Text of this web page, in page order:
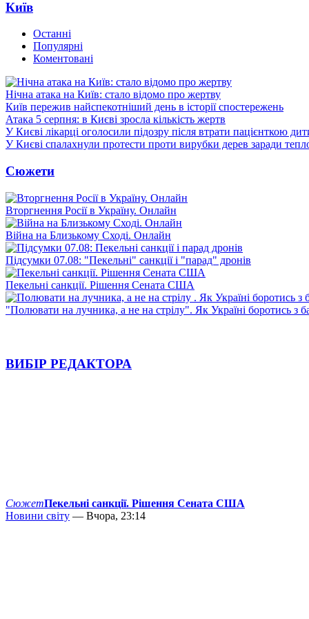
Київ
Останні
Популярні
Коментовані
Нічна атака на Київ: стало відомо про жертву
Київ пережив найспекотніший день в історії спостережень
Атака 5 серпня: в Києві зросла кількість жертв
У Києві лікарці оголосили підозру після втрати пацієнткою
У Києві спалахнули протести проти вирубки дерев заради
Сюжети
Вторгнення Росії в Україну. Онлайн
Війна на Близькому Сході. Онлайн
Підсумки 07.08: "Пекельні" санкції і "парад" дронів
Пекельні санкції. Рішення Сената США
"Полювати на лучника, а не на стрілу". Як Україні боротись з
ВИБІР РЕДАКТОРА
СюжетПекельні санкції. Рішення Сената США
Новини світу — Вчора, 23:14